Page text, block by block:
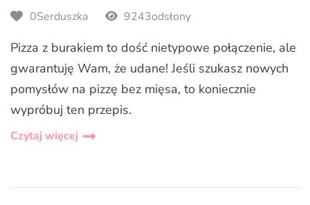
0Serduszka 9243odsłony
Pizza z burakiem to dość nietypowe połączenie, ale
gwarantuję Wam, że udane! Jeśli szukasz nowych
pomysłów na pizzę bez mięsa, to koniecznie
wypróbuj ten przepis.
Czytaj więcej